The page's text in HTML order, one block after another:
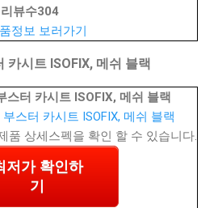
리뷰수304
정보 보러가기
카시트 ISOFIX, 메쉬 블랙
스터 카시트 ISOFIX, 메쉬 블랙
품 상세스펙을 확인 할 수 있습니다.
저가 확인하
기